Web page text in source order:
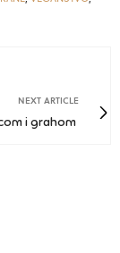
NEXT ARTICLE
i grahom